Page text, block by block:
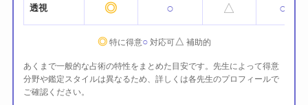
透視 ◎ ○ △ ○
◎特に得意○対応可△ 補助的
あくまで一般的な占術の特性をまとめた目安です。先生によって得意
分野や鑑定スタイルは異なるため、詳しくは各先生のプロフィールで
ご確認ください。